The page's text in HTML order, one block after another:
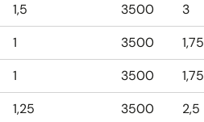
1,5 3500 3
1 3500 1,75
1 3500 1,75
1,25 3500 2,5